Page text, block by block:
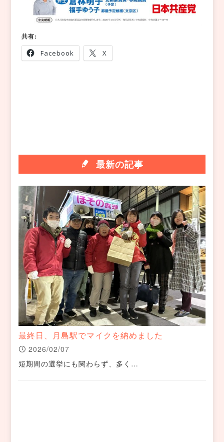
共有:
Facebook
X
最新の記事
最終日、月島駅でマイクを納めました
2026/02/07
短期間の選挙にも関わらず、多く…